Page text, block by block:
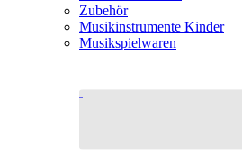
Zubehör
Musikinstrumente Kinder
Musikspielwaren